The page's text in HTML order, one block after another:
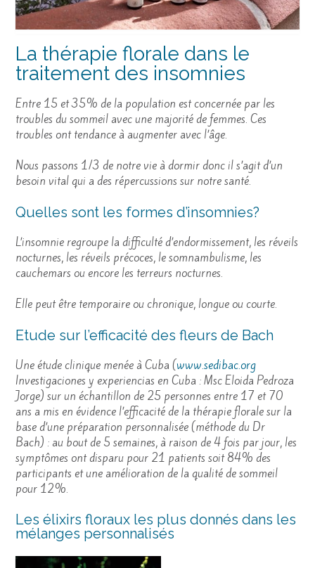
La thérapie florale dans le
traitement des insomnies
Entre 15 et 35% de la population est concernée par les
troubles du sommeil avec une majorité de femmes. Ces
troubles ont tendance à augmenter avec l’âge.
Nous passons 1/3 de notre vie à dormir donc il s’agit d’un
besoin vital qui a des répercussions sur notre santé.
Quelles sont les formes d’insomnies?
L’insomnie regroupe la difficulté d’endormissement, les réveils
nocturnes, les réveils précoces, le somnambulisme, les
cauchemars ou encore les terreurs nocturnes.
Elle peut être temporaire ou chronique, longue ou courte.
Etude sur l’efficacité des fleurs de Bach
Une étude clinique menée à Cuba (www.sedibac.org
Investigaciones y experiencias en Cuba : Msc Eloida Pedroza
Jorge) sur un échantillon de 25 personnes entre 17 et 70
ans a mis en évidence l’efficacité de la thérapie florale sur la
base d’une préparation personnalisée (méthode du Dr
Bach) : au bout de 5 semaines, à raison de 4 fois par jour, les
symptômes ont disparu pour 21 patients soit 84% des
participants et une amélioration de la qualité de sommeil
pour 12%.
Les élixirs floraux les plus donnés dans les
mélanges personnalisés